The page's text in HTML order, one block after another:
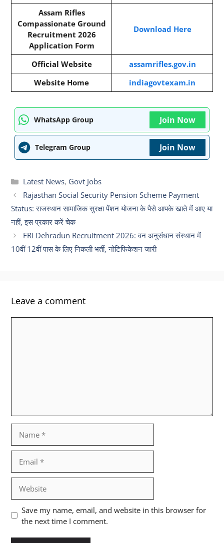
Assam Rifles
Compassionate Ground
Recruitment 2026
Application Form
Download Here
Official Website
assamrifles.gov.in
Website Home
indiagovtexam.in
WhatsApp Group Join Now
Telegram Group Join Now
Categories
Latest News, Govt Jobs
Rajasthan Social Security Pension Scheme Payment
Status: राजस्थान सामाजिक सुरक्षा पेंशन योजना के पैसे आपके खाते में आए या
नहीं, इस प्रकार करें चेक
FRI Dehradun Recruitment 2026: वन अनुसंधान संस्थान में
10वीं 12वीं पास के लिए निकली भर्ती, नोटिफिकेशन जारी
Leave a comment
Save my name, email, and website in this browser for
the next time I comment.